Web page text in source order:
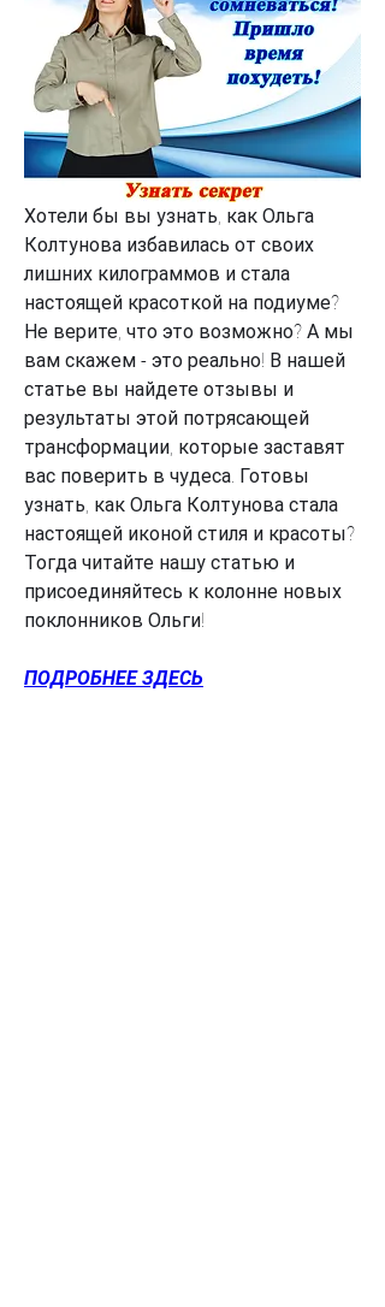
Хотели бы вы узнать, как Ольга
Колтунова избавилась от своих
лишних килограммов и стала
настоящей красоткой на подиуме?
Не верите, что это возможно? А мы
вам скажем - это реально! В нашей
статье вы найдете отзывы и
результаты этой потрясающей
трансформации, которые заставят
вас поверить в чудеса. Готовы
узнать, как Ольга Колтунова стала
настоящей иконой стиля и красоты?
Тогда читайте нашу статью и
присоединяйтесь к колонне новых
поклонников Ольги!
ПОДРОБНЕЕ ЗДЕСЬ